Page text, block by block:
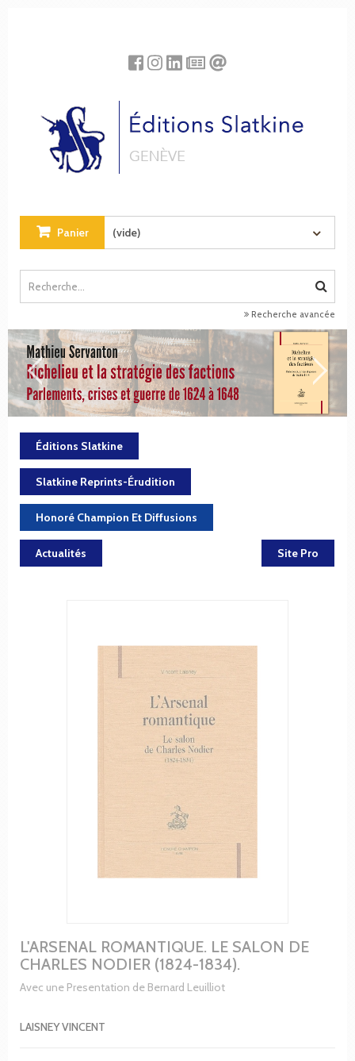
Panier (vide)
Recherche avancée
Éditions Slatkine
Slatkine Reprints-Érudition
Honoré Champion Et Diffusions
Actualités Site Pro
L'ARSENAL ROMANTIQUE. LE SALON DE
CHARLES NODIER (1824-1834).
Avec une Presentation de Bernard Leuilliot
LAISNEY VINCENT